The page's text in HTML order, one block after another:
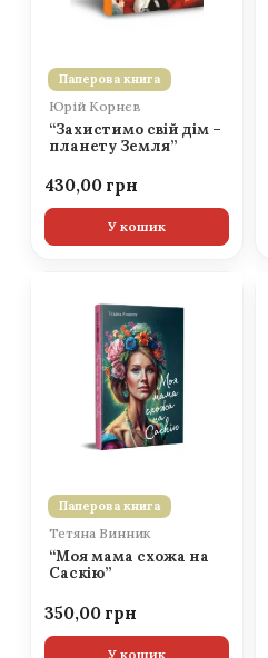
Паперова книга
Юрій Корнєв
“Захистимо свій дім –
планету Земля”
430,00
У кошик
Паперова книга
Тетяна Винник
“Моя мама схожа на
Саскію”
350,00
У кошик